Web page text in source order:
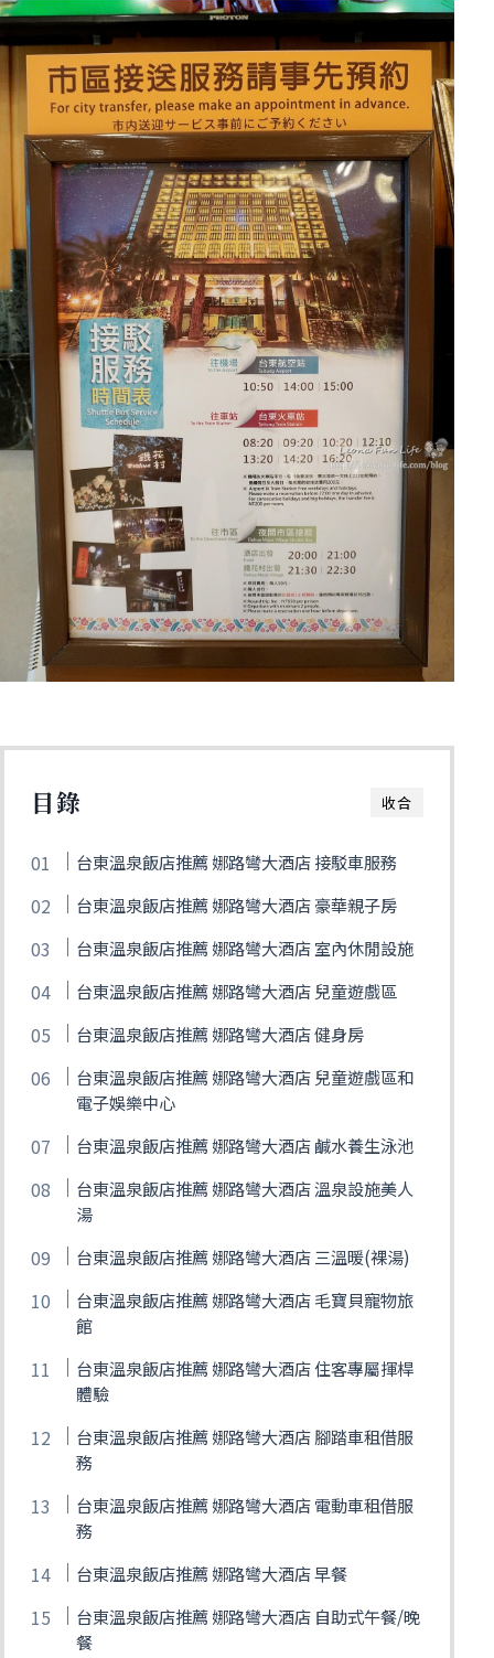
收合
目錄
台東溫泉飯店推薦 娜路彎大酒店 接駁車服務
台東溫泉飯店推薦 娜路彎大酒店 豪華親子房
台東溫泉飯店推薦 娜路彎大酒店 室內休閒設施
台東溫泉飯店推薦 娜路彎大酒店 兒童遊戲區
台東溫泉飯店推薦 娜路彎大酒店 健身房
台東溫泉飯店推薦 娜路彎大酒店 兒童遊戲區和
電子娛樂中心
台東溫泉飯店推薦 娜路彎大酒店 鹹水養生泳池
台東溫泉飯店推薦 娜路彎大酒店 溫泉設施美人
湯
台東溫泉飯店推薦 娜路彎大酒店 三溫暖(裸湯)
台東溫泉飯店推薦 娜路彎大酒店 毛寶貝寵物旅
館
台東溫泉飯店推薦 娜路彎大酒店 住客專屬揮桿
體驗
台東溫泉飯店推薦 娜路彎大酒店 腳踏車租借服
務
台東溫泉飯店推薦 娜路彎大酒店 電動車租借服
務
台東溫泉飯店推薦 娜路彎大酒店 早餐
台東溫泉飯店推薦 娜路彎大酒店 自助式午餐/晚
餐